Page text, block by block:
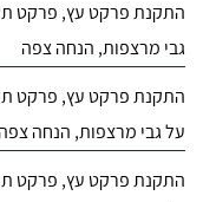
התקנת פרקט עץ, פרקט
גבי מרצפות, הנחה צפה
התקנת פרקט עץ, פרקט
על גבי מרצפות, הנחה צפה
התקנת פרקט עץ, פרקט